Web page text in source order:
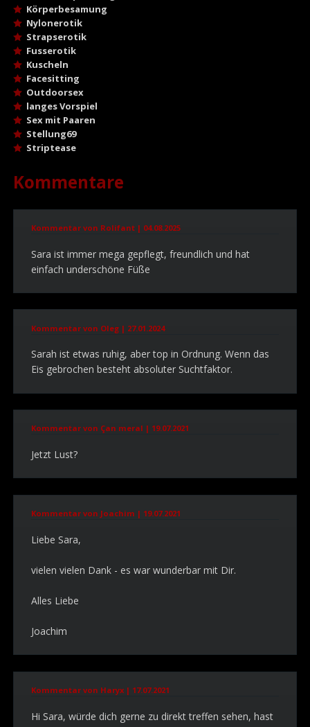
Körperbesamung
Nylonerotik
Strapserotik
Fusserotik
Kuscheln
Facesitting
Outdoorsex
langes Vorspiel
Sex mit Paaren
Stellung69
Striptease
Kommentare
Kommentar von Rolifant | 04.08.2025
Sara ist immer mega gepflegt, freundlich und hat
einfach underschöne Füße
Kommentar von Oleg | 27.01.2024
Sarah ist etwas ruhig, aber top in Ordnung. Wenn das
Eis gebrochen besteht absoluter Suchtfaktor.
Kommentar von Çan meral | 19.07.2021
Jetzt Lust?
Kommentar von Joachim | 19.07.2021
Liebe Sara,
vielen vielen Dank - es war wunderbar mit Dir.
Alles Liebe
Joachim
Kommentar von Haryx | 17.07.2021
Hi Sara, würde dich gerne zu direkt treffen sehen, hast